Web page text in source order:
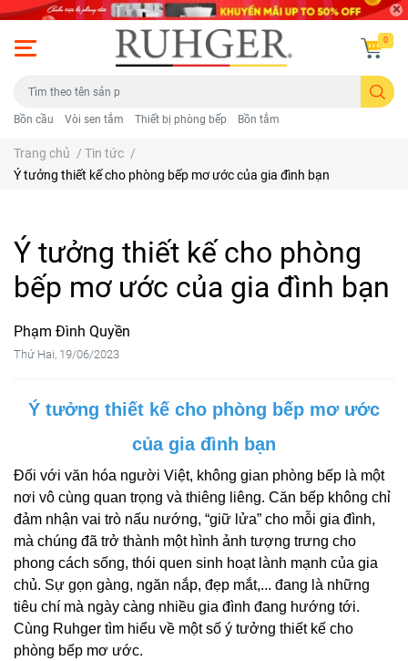
Bồn cầu Vòi sen tắm Thiết bị phòng bếp Bồn tắm
0
Trang chủ / Tin tức /
Ý tưởng thiết kế cho phòng bếp mơ ước của gia đình bạn
Ý tưởng thiết kế cho phòng
bếp mơ ước của gia đình bạn
Phạm Đình Quyền
Thứ Hai, 19/06/2023
Ý tưởng thiết kế cho phòng bếp mơ ước
của gia đình bạn
Đối với văn hóa người Việt, không gian phòng bếp là một
nơi vô cùng quan trọng và thiêng liêng. Căn bếp không chỉ
đảm nhận vai trò nấu nướng, “giữ lửa” cho mỗi gia đình,
mà chúng đã trở thành một hình ảnh tượng trưng cho
phong cách sống, thói quen sinh hoạt lành mạnh của gia
chủ. Sự gọn gàng, ngăn nắp, đẹp mắt,... đang là những
tiêu chí mà ngày càng nhiều gia đình đang hướng tới.
Cùng Ruhger tìm hiểu về một số ý tưởng thiết kế cho
phòng bếp mơ ước.